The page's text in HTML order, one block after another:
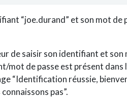
“joe.durand” et son mot de
de saisir son identifiant et son
mot de passe est présent dans
“Identification réussie,
pas”.